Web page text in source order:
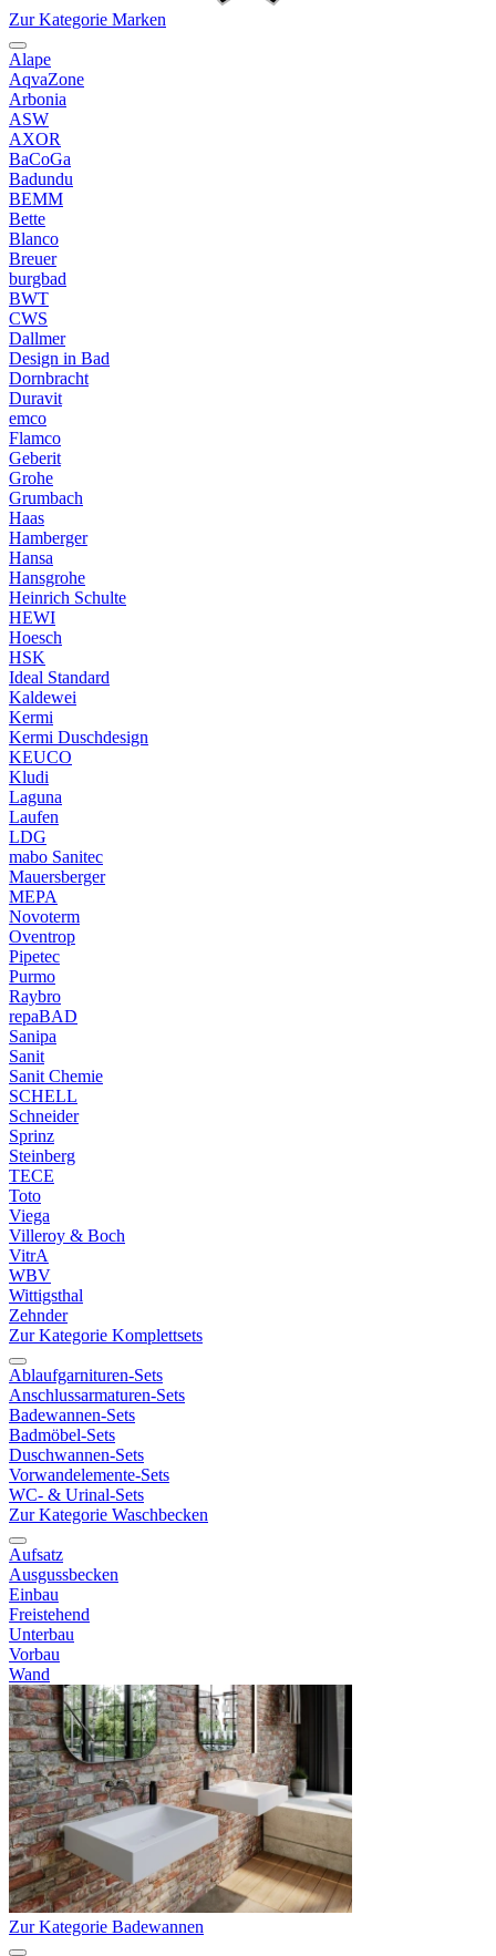
Zur Kategorie Marken
Alape
AqvaZone
Arbonia
ASW
AXOR
BaCoGa
Badundu
BEMM
Bette
Blanco
Breuer
burgbad
BWT
CWS
Dallmer
Design in Bad
Dornbracht
Duravit
emco
Flamco
Geberit
Grohe
Grumbach
Haas
Hamberger
Hansa
Hansgrohe
Heinrich Schulte
HEWI
Hoesch
HSK
Ideal Standard
Kaldewei
Kermi
Kermi Duschdesign
KEUCO
Kludi
Laguna
Laufen
LDG
mabo Sanitec
Mauersberger
MEPA
Novoterm
Oventrop
Pipetec
Purmo
Raybro
repaBAD
Sanipa
Sanit
Sanit Chemie
SCHELL
Schneider
Sprinz
Steinberg
TECE
Toto
Viega
Villeroy & Boch
VitrA
WBV
Wittigsthal
Zehnder
Zur Kategorie Komplettsets
Ablaufgarnituren-Sets
Anschlussarmaturen-Sets
Badewannen-Sets
Badmöbel-Sets
Duschwannen-Sets
Vorwandelemente-Sets
WC- & Urinal-Sets
Zur Kategorie Waschbecken
Aufsatz
Ausgussbecken
Einbau
Freistehend
Unterbau
Vorbau
Wand
Zur Kategorie Badewannen